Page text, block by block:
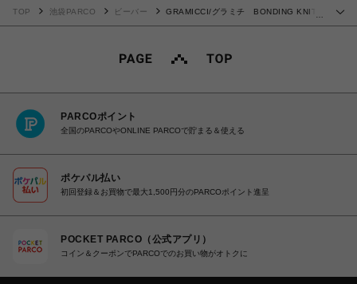
TOP 池袋PARCO ビーバー
GRAMICCI/グラミチ BONDING KNIT
PARCOポイント
全国のPARCOやONLINE PARCOで貯まる＆使える
ポケパル払い
初回登録＆お買物で最大1,500円分のPARCOポイント進呈
POCKET PARCO（公式アプリ）
コイン＆クーポンでPARCOでのお買い物がオトクに